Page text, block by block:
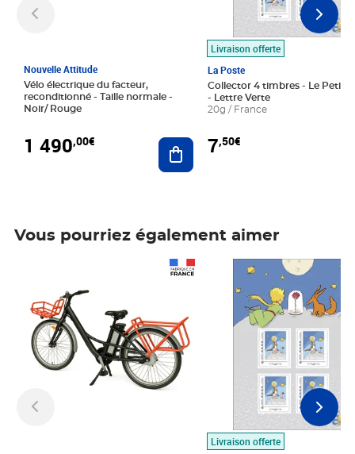
Nouvelle Attitude
Vélo électrique du facteur,
reconditionné - Taille normale -
Noir/ Rouge
1 490,00€ Ajouter au panier
Livraison offerte
La Poste
Collector 4 timbres - Le Petit
- Lettre Verte
20g / France
7,50€
Vous pourriez également aimer
Livraison offerte
Prix 7,50€